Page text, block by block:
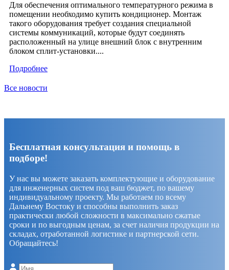
Для обеспечения оптимального температурного режима в
помещении необходимо купить кондиционер. Монтаж
такого оборудования требует создания специальной
системы коммуникаций, которые будут соединять
расположенный на улице внешний блок с внутренним
блоком сплит-установки....
Подробнее
Все новости
Бесплатная консультация и помощь в
подборе!
У нас вы можете заказать комплектующие и оборудование
для инженерных систем под ваш бюджет, по вашему
индивидуальному проекту. Мы работаем по всему
Дальнему Востоку и способны выполнить заказ
практически любой сложности в максимально сжатые
сроки и по выгодным ценам, за счет наличия продукции на
складах, отработанной логистике и партнерской сети.
Обращайтесь!